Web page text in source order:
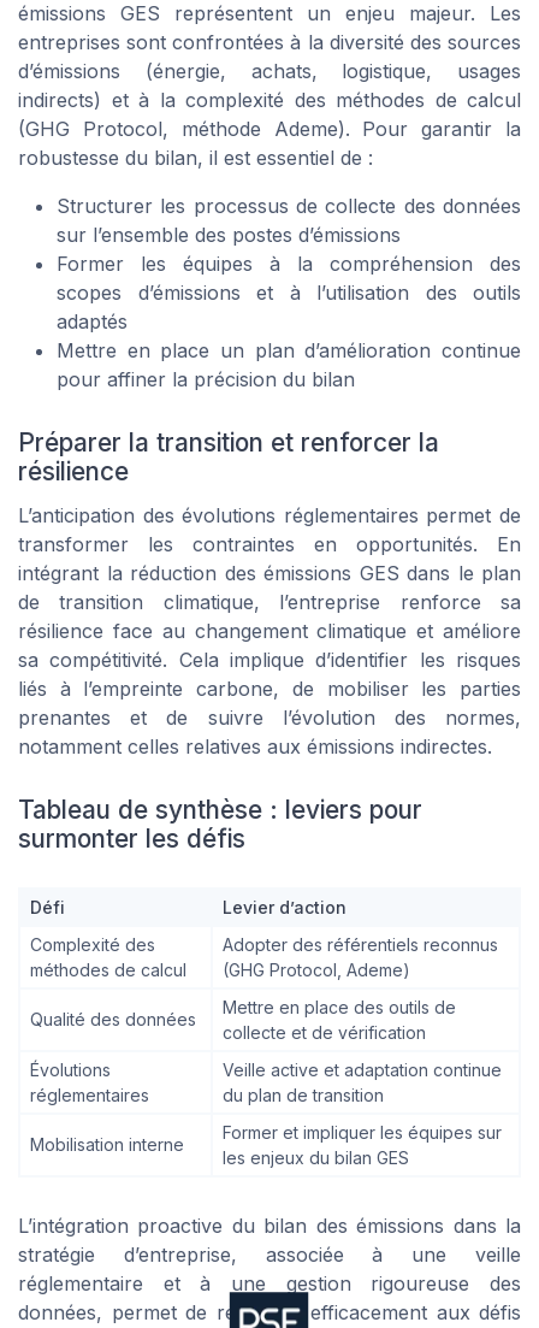
émissions GES représentent un enjeu majeur. Les
entreprises sont confrontées à la diversité des sources
d’émissions (énergie, achats, logistique, usages
indirects) et à la complexité des méthodes de calcul
(GHG Protocol, méthode Ademe). Pour garantir la
robustesse du bilan, il est essentiel de :
Structurer les processus de collecte des données
sur l’ensemble des postes d’émissions
Former les équipes à la compréhension des
scopes d’émissions et à l’utilisation des outils
adaptés
Mettre en place un plan d’amélioration continue
pour affiner la précision du bilan
Préparer la transition et renforcer la
résilience
L’anticipation des évolutions réglementaires permet de
transformer les contraintes en opportunités. En
intégrant la réduction des émissions GES dans le plan
de transition climatique, l’entreprise renforce sa
résilience face au changement climatique et améliore
sa compétitivité. Cela implique d’identifier les risques
liés à l’empreinte carbone, de mobiliser les parties
prenantes et de suivre l’évolution des normes,
notamment celles relatives aux émissions indirectes.
Tableau de synthèse : leviers pour
surmonter les défis
Défi
Levier d’action
Complexité des
méthodes de calcul
Adopter des référentiels reconnus
(GHG Protocol, Ademe)
Qualité des données
Mettre en place des outils de
collecte et de vérification
Évolutions
réglementaires
Veille active et adaptation continue
du plan de transition
Mobilisation interne
Former et impliquer les équipes sur
les enjeux du bilan GES
L’intégration proactive du bilan des émissions dans la
stratégie d’entreprise, associée à une veille
réglementaire et à une gestion rigoureuse des
données, permet de répondre efficacement aux défis